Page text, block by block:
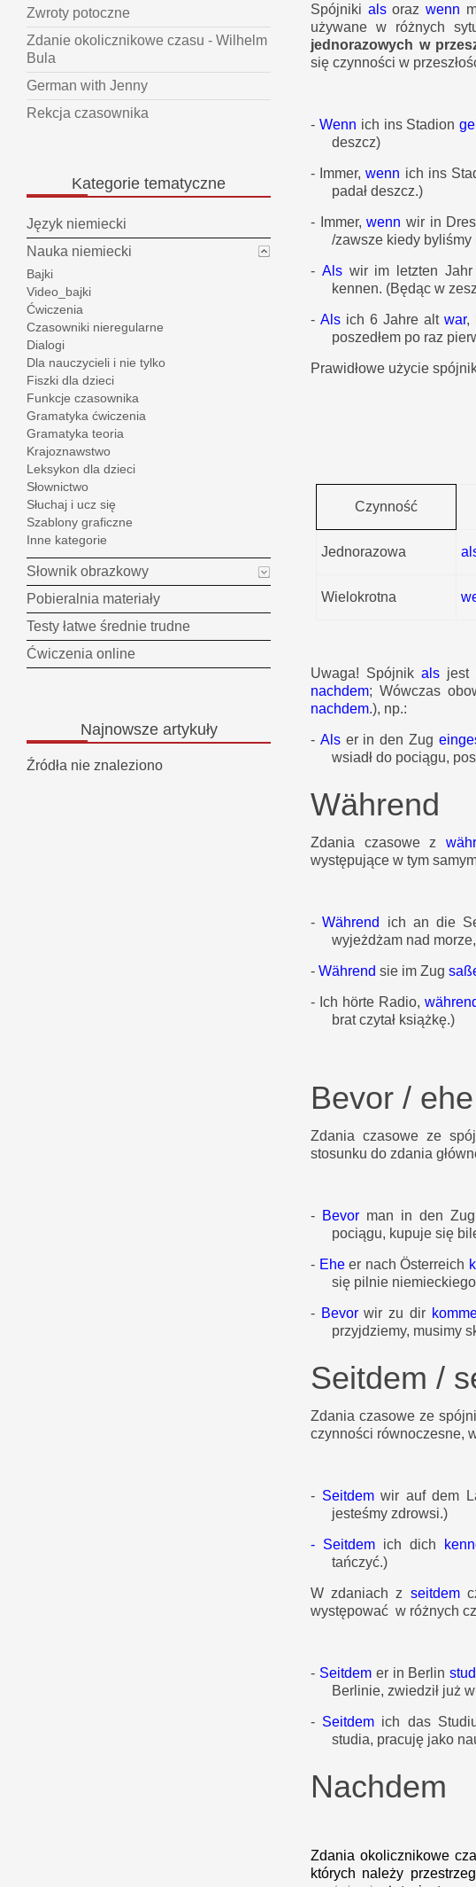
Spójniki alsorazwenn
używane w różnych
jednorazowych w
się czynności w
- Wenn ich ins Stadion
deszcz)
- Immer,wenn ich ins
padał deszcz.)
- Immer,wenn wir in
/zawsze kiedy
- Als wir im letzten
kennen. (Będąc w
- Als ich 6 Jahre alt war,
poszedłem po raz
Prawidłowe użycie
Czynność
Jednorazowa
Wielokrotna
Uwaga! Spójnik alsjest
nachdem; Wówczas
nachdem.), np.:
- Als er in den Zug
wsiadł do pociągu,
Während
Zdania czasowe z
występujące w tym
- Während ich an die
wyjeżdżam nad
- Während sie im Zug
- Ich hörte Radio,
brat czytał książkę.)
Bevor / ehe
Zdania czasowe ze
stosunku do zdania
- Bevor man in den Zug
pociągu, kupuje się
- Eheer nach Österreich
się pilnie
- Bevorwir zu dir
przyjdziemy, musimy
Seitdem /
Zdania czasowe ze
czynności równoczesne,
- Seitdemwir auf dem
jesteśmy zdrowsi.)
- Seitdem ich dich
tańczyć.)
W zdaniach z seitdem
występować w różnych
- Seitdem er in Berlin
Berlinie, zwiedził już
- Seitdem ich das
studia, pracuję jako
Nachdem
Zdania okolicznikowe
których należy
Zwroty potoczne
Zdanie okolicznikowe czasu - Wilhelm
Bula
German with Jenny
Rekcja czasownika
Kategorie tematyczne
Język niemiecki
Nauka niemiecki
Bajki
Video_bajki
Ćwiczenia
Czasowniki nieregularne
Dialogi
Dla nauczycieli i nie tylko
Fiszki dla dzieci
Funkcje czasownika
Gramatyka ćwiczenia
Gramatyka teoria
Krajoznawstwo
Leksykon dla dzieci
Słownictwo
Słuchaj i ucz się
Szablony graficzne
Inne kategorie
Słownik obrazkowy
Pobieralnia materiały
Testy łatwe średnie trudne
Ćwiczenia online
Najnowszeartykuły
Źródła nie znaleziono